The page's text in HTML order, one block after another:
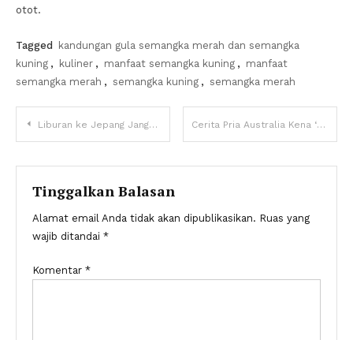
otot.
Tagged
kandungan gula semangka merah dan semangka
kuning , kuliner , manfaat semangka kuning , manfaat
semangka merah , semangka kuning , semangka merah
Navigasi
pos
Liburan ke Jepang Jangan Lupa Naik ‘Kereta Jamur’ Cerita Pria Australia Kena ‘PHP’ Pesawat hingga Rugi Rp18,8 Juta
Tinggalkan Balasan
Alamat email Anda tidak akan dipublikasikan. Ruas yang
wajib ditandai *
Komentar *